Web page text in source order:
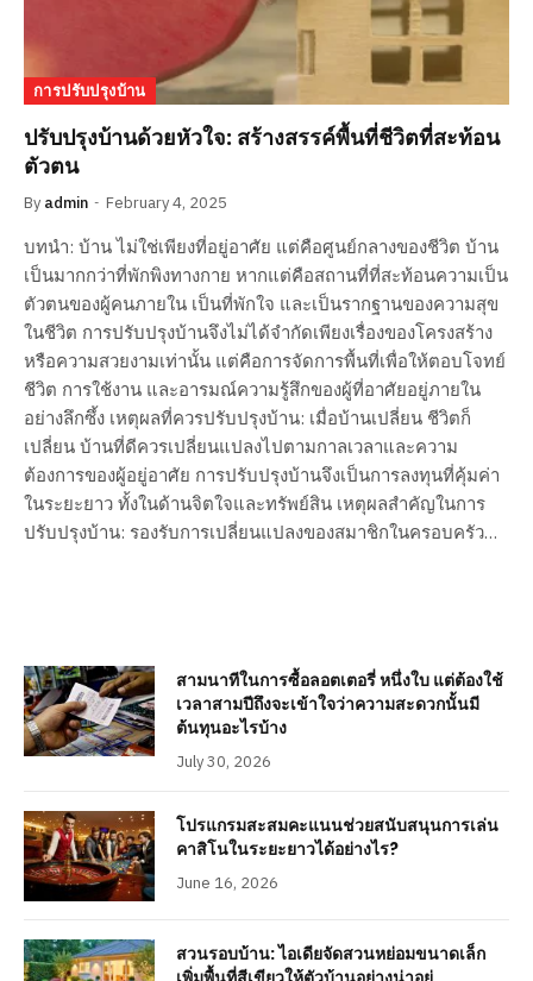
การปรับปรุงบ้าน
ปรับปรุงบ้านด้วยหัวใจ: สร้างสรรค์พื้นที่ชีวิตที่สะท้อน
ตัวตน
By admin February 4, 2025
บทนำ: บ้าน ไม่ใช่เพียงที่อยู่อาศัย แต่คือศูนย์กลางของชีวิต บ้าน
เป็นมากกว่าที่พักพิงทางกาย หากแต่คือสถานที่ที่สะท้อนความเป็น
ตัวตนของผู้คนภายใน เป็นที่พักใจ และเป็นรากฐานของความสุข
ในชีวิต การปรับปรุงบ้านจึงไม่ได้จำกัดเพียงเรื่องของโครงสร้าง
หรือความสวยงามเท่านั้น แต่คือการจัดการพื้นที่เพื่อให้ตอบโจทย์
ชีวิต การใช้งาน และอารมณ์ความรู้สึกของผู้ที่อาศัยอยู่ภายใน
อย่างลึกซึ้ง เหตุผลที่ควรปรับปรุงบ้าน: เมื่อบ้านเปลี่ยน ชีวิตก็
เปลี่ยน บ้านที่ดีควรเปลี่ยนแปลงไปตามกาลเวลาและความ
ต้องการของผู้อยู่อาศัย การปรับปรุงบ้านจึงเป็นการลงทุนที่คุ้มค่า
ในระยะยาว ทั้งในด้านจิตใจและทรัพย์สิน เหตุผลสำคัญในการ
ปรับปรุงบ้าน: รองรับการเปลี่ยนแปลงของสมาชิกในครอบครัว…
สามนาทีในการซื้อลอตเตอรี่ หนึ่งใบ แต่ต้องใช้
เวลาสามปีถึงจะเข้าใจว่าความสะดวกนั้นมี
ต้นทุนอะไรบ้าง
July 30, 2026
โปรแกรมสะสมคะแนนช่วยสนับสนุนการเล่น
คาสิโนในระยะยาวได้อย่างไร?
June 16, 2026
สวนรอบบ้าน: ไอเดียจัดสวนหย่อมขนาดเล็ก